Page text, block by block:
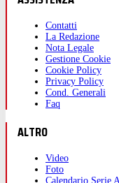
Contatti
La Redazione
Nota Legale
Gestione Cookie
Cookie Policy
Privacy Policy
Cond. Generali
Faq
ALTRO
Video
Foto
Calendario Serie A